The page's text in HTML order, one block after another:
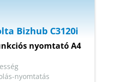
Bizhub C3120i
nyomtató A4
nyomtatás